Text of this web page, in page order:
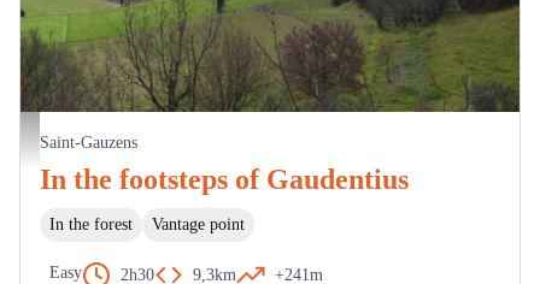
Saint-Gauzens - OT LTO
Saint-Gauzens
In the footsteps of Gaudentius
In the forest Vantage point
Easy 2h30 9,3km +241m